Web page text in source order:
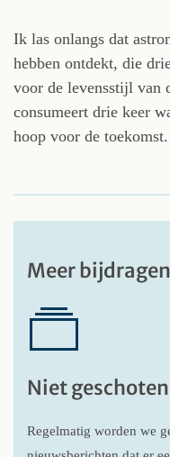
Ik las onlangs dat
hebben ontdekt, die
voor de levensstijl van
consumeert drie keer
hoop voor de toekomst.
Meer
Niet
Regelmatig worden we